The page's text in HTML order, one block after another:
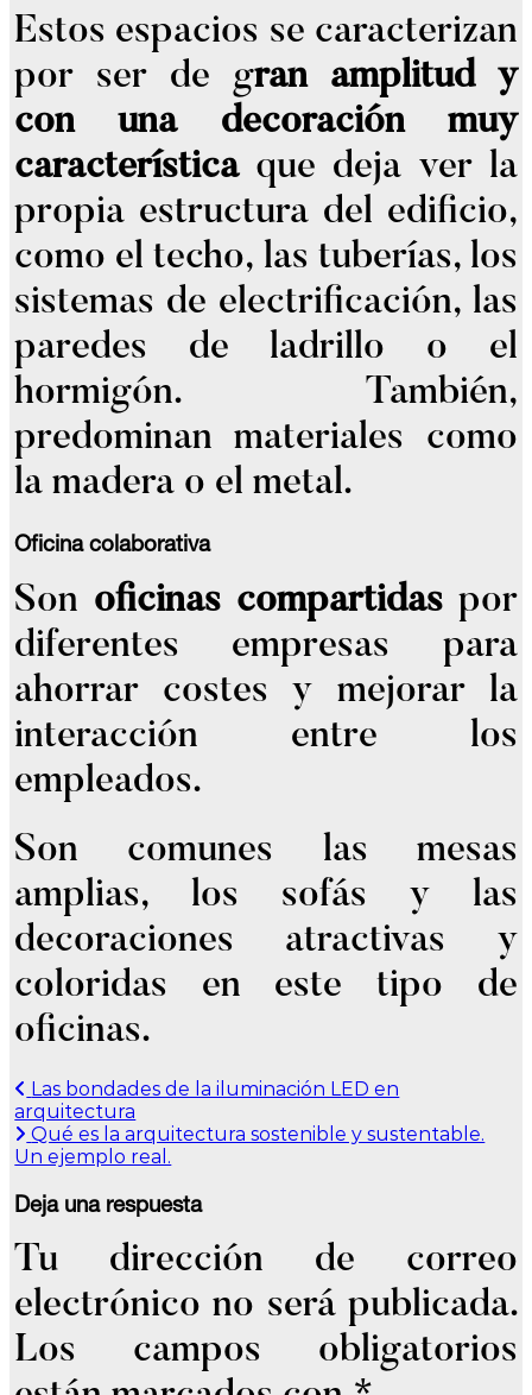
Estos espacios se caracterizan
por ser de gran amplitud y
con una decoración muy
característicaque deja ver la
propia estructura del edificio,
como el techo, las tuberías, los
sistemas de electrificación, las
paredes de ladrillo o el
hormigón. También,
predominan materiales como
la madera o el metal.
Oficina colaborativa
Son oficinas compartidaspor
diferentes empresas para
ahorrar costes y mejorar la
interacción entre los
empleados.
Son comunes las mesas
amplias, los sofás y las
decoraciones atractivas y
coloridas en este tipo de
oficinas.
Navegación
de
entradas
Las bondades de la iluminación LED en
arquitectura
Qué es la arquitectura sostenible y sustentable.
Un ejemplo real.
Deja una respuesta
Tu dirección de correo
electrónico no será publicada.
Los campos obligatorios